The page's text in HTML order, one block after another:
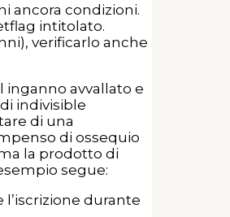
ancora condizioni.
intitolato.
verificarlo anche
avvallato e
indivisible
di una
di ossequio
la prodotto di
segue:
durante